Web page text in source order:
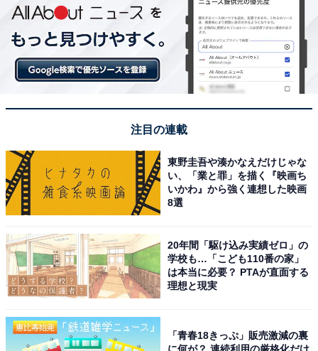
注目の連載
東野圭吾や湊かなえだけじゃな
い、「業と罪」を描く『映画ち
いかわ』から強く連想した映画
8選
20年間「駆け込み実績ゼロ」の
学校も…「こども110番の家」
は本当に必要？ PTAが直面する
理想と現実
「青春18きっぷ」販売激減の裏
に何が？ 連続利用の厳格化だけ